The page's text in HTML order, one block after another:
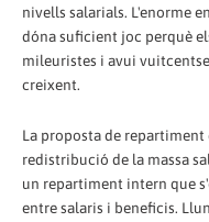
nivells salarials. L'enorme
dóna suficient joc perquè
mileuristes i avui
creixent.
La proposta de
redistribució de la massa
un repartiment intern que
entre salaris i beneficis.